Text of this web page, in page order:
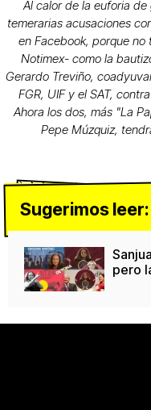
Al calor de la euforia
temerarias acusaciones
en Facebook, porque
Notimex- como la
Gerardo Treviño,
FGR, UIF y el SAT,
Ahora los dos, más "La
Pepe Múzquiz,
Sugerimos leer:
pero